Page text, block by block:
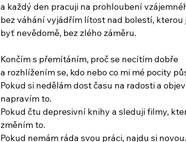
a každý den pracuji na prohloubení
bez váhání vyjádřím lítost nad bolestí, kterou
byť nevědomě, bez zlého záměru.
Končím s přemítáním, proč se necítím dobře
a rozhlížením se, kdo nebo co mi mé pocity
Pokud si nedělám dost času na radosti a
napravím to.
Pokud čtu depresivní knihy a sleduji filmy,
změním to.
Pokud nemám ráda svou práci, najdu si novou.